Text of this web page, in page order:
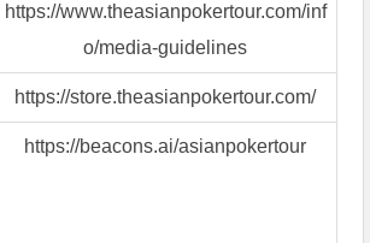
https://www.theasianpokertour.com/inf
o/media-guidelines
https://store.theasianpokertour.com/
https://beacons.ai/asianpokertour